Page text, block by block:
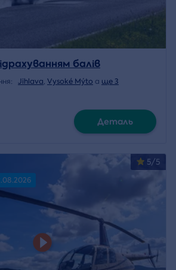
балів
Jihlava, Vysoké Mýto a ще 3
Деталь
5/5